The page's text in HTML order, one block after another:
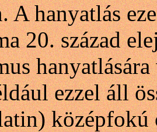
A hanyatlás
20. század
ezzel áll
középfokú